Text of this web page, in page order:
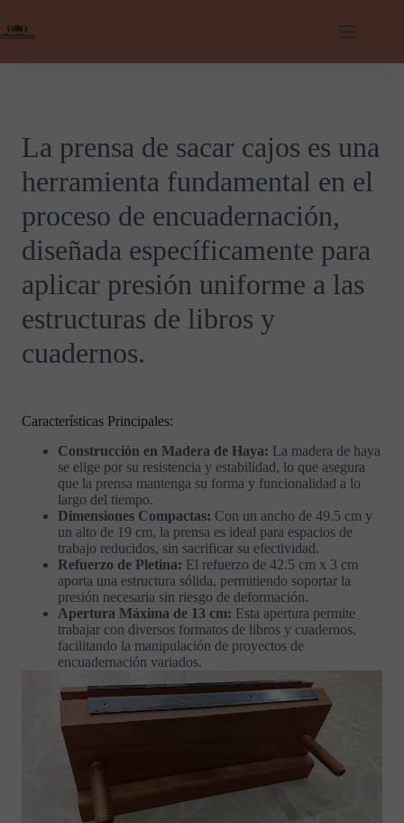
al
contenido
La prensa de sacar cajos es una
herramienta fundamental en el
proceso de encuadernación,
diseñada específicamente para
aplicar presión uniforme a las
estructuras de libros y
cuadernos.
Características Principales:
Construcción en Madera de Haya: La madera de haya
se elige por su resistencia y estabilidad, lo que asegura
que la prensa mantenga su forma y funcionalidad a lo
largo del tiempo.
Dimensiones Compactas: Con un ancho de 49.5 cm y
un alto de 19 cm, la prensa es ideal para espacios de
trabajo reducidos, sin sacrificar su efectividad.
Refuerzo de Pletina: El refuerzo de 42.5 cm x 3 cm
aporta una estructura sólida, permitiendo soportar la
presión necesaria sin riesgo de deformación.
Apertura Máxima de 13 cm: Esta apertura permite
trabajar con diversos formatos de libros y cuadernos,
facilitando la manipulación de proyectos de
encuadernación variados.